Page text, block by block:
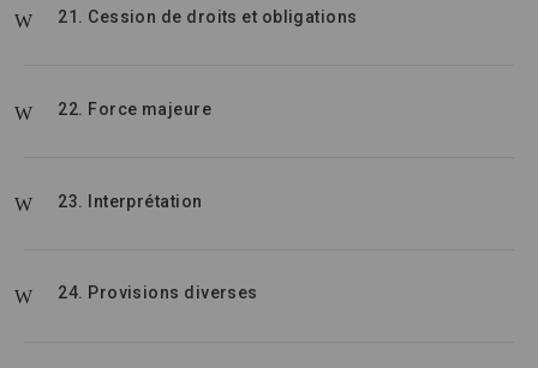
21. Cession de droits et obligations
22. Force majeure
23. Interprétation
24. Provisions diverses